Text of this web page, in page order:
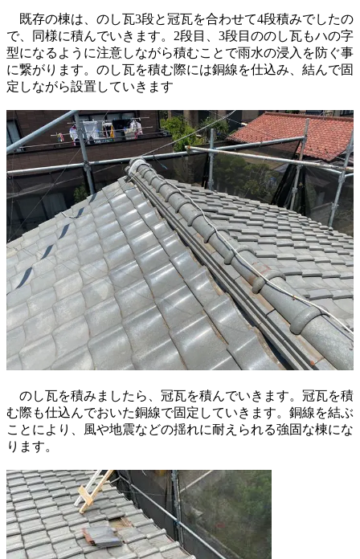
既存の棟は、のし瓦3段と冠瓦を合わせて4段積みでしたの
で、同様に積んでいきます。2段目、3段目ののし瓦もハの字
型になるように注意しながら積むことで雨水の浸入を防ぐ事
に繋がります。のし瓦を積む際には銅線を仕込み、結んで固
定しながら設置していきます
のし瓦を積みましたら、冠瓦を積んでいきます。冠瓦を積
む際も仕込んでおいた銅線で固定していきます。銅線を結ぶ
ことにより、風や地震などの揺れに耐えられる強固な棟にな
ります。